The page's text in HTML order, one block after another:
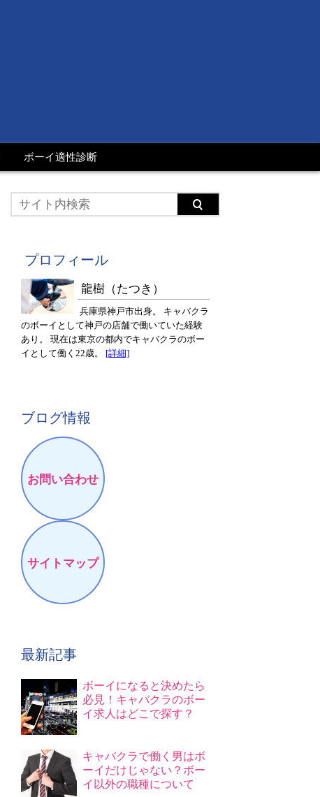
ボーイ適性診断
プロフィール
龍樹（たつき）
兵庫県神戸市出身。 キャバクラ
のボーイとして神戸の店舗で働いていた経験
あり。 現在は東京の都内でキャバクラのボー
イとして働く22歳。
[詳細]
ブログ情報
お問い合わせ
サイトマップ
最新記事
ボーイになると決めたら
必見！キャバクラのボー
イ求人はどこで探す？
キャバクラで働く男はボ
ーイだけじゃない？ボー
イ以外の職種について